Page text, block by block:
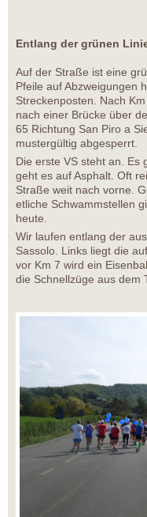
Entlang der grünen
Auf der Straße ist eine
Pfeile auf Abzweigungen
Streckenposten. Nach
nach einer Brücke über
65 Richtung San Piro a
mustergültig abgesperrt.
Die erste VS steht an. Es
geht es auf Asphalt. Oft
Straße weit nach vorne.
etliche Schwammstellen
heute.
Wir laufen entlang der
Sassolo. Links liegt die
vor Km 7 wird ein
die Schnellzüge aus dem